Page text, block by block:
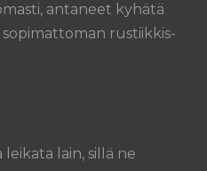
antaneet kyhätä
rustiikkis-
lain, sillä ne